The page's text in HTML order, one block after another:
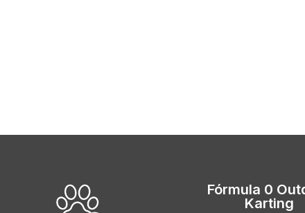
Fórmula 0
Karting